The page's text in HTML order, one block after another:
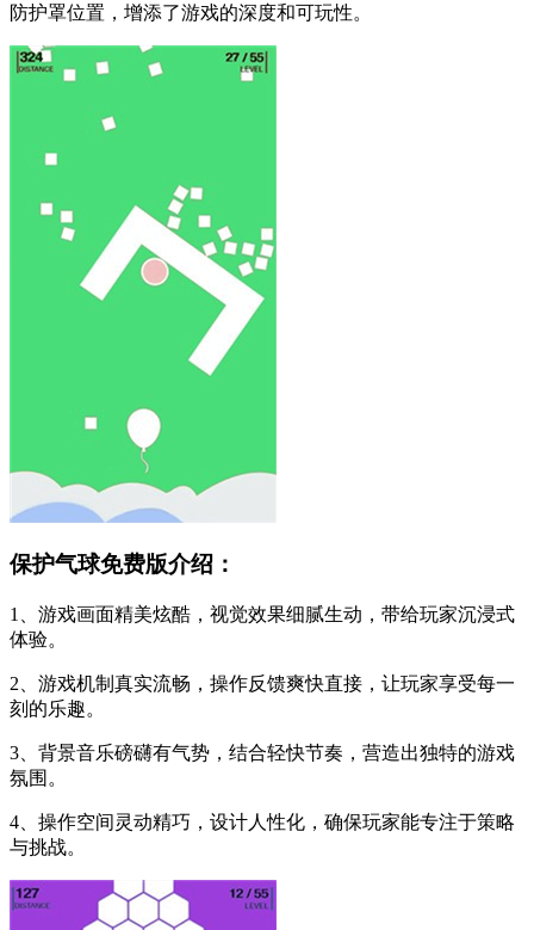
防护罩位置，增添了游戏的深度和可玩性。
保护气球免费版介绍：
1、游戏画面精美炫酷，视觉效果细腻生动，带给玩家沉浸式
体验。
2、游戏机制真实流畅，操作反馈爽快直接，让玩家享受每一
刻的乐趣。
3、背景音乐磅礴有气势，结合轻快节奏，营造出独特的游戏
氛围。
4、操作空间灵动精巧，设计人性化，确保玩家能专注于策略
与挑战。